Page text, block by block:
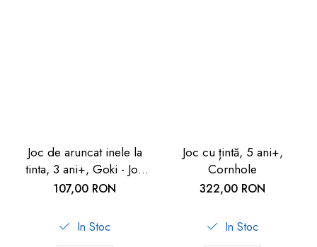
Joc de aruncat inele la
tinta, 3 ani+, Goki - Joc
de coordonare
107,00 RON
In Stoc
Joc cu țintă, 5 ani+,
Cornhole
322,00 RON
In Stoc